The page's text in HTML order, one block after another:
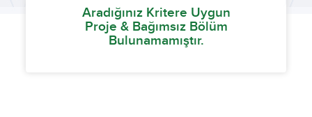
Aradığınız Kritere Uygun
Proje & Bağımsız Bölüm
Bulunamamıştır.